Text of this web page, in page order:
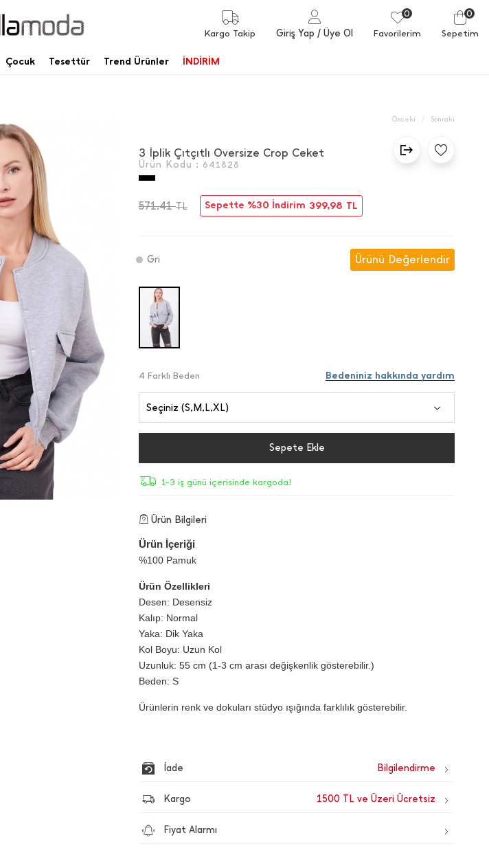
Kargo Takip Giriş Yap / Üye Ol
0
Favorilerim
0
Sepetim
Çocuk Tesettür Trend Ürünler İNDİRİM
Önceki / Sonraki
3 İ̇plik Çıtçıtlı Oversize Crop Ceket
Ürün Kodu : 641828
571,41TL Sepette %30 İndirim 399,98 TL
Gri Ürünü Değerlendir
4 Farklı Beden Bedeniniz hakkında yardım
Seçiniz (S,M,L,XL)
Sepete Ekle
1-3 iş günü içerisinde kargoda!
Ürün Bilgileri
Ürün İçeriği
%100 Pamuk
Ürün Özellikleri
Desen: Desensiz
Kalıp: Normal
Yaka: Dik Yaka
Kol Boyu: Uzun Kol
Uzunluk: 55 cm (1-3 cm arası değişkenlik gösterebilir.)
Beden: S
Ürünlerin renk ve dokuları stüdyo ışığında farklılık gösterebilir.
İade
Kargo 1500 TL ve Üzeri Ücretsiz
Fiyat Alarmı